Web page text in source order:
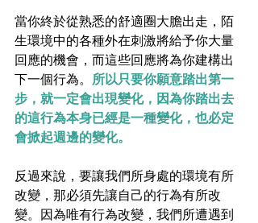
當你終於從熟悉的舒適圈大膽出走，陌
生環境中的各種外在刺激將給予你大量
回應的機會，而這些回應將為你建構出
下一個行為。
所以只要你願意踏出第一
步，就一定會出現變化，因為你踏出去
的這行為本身已經是一種變化，也必定
會掀起週邊的變化。
反過來說，要讓我們所身處的環境有所
改變，那必須先讓自己的行為有所改
變。因為唯有行為改變，我們所遭遇到